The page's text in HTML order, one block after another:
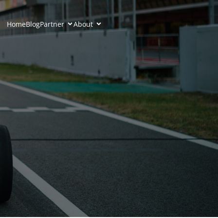
HomeBlogPartner About